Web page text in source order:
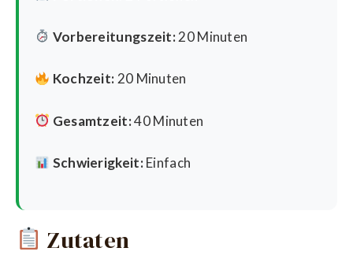
Vorbereitungszeit:20 Minuten
Kochzeit: 20 Minuten
Gesamtzeit:40 Minuten
Schwierigkeit:Einfach
Zutaten